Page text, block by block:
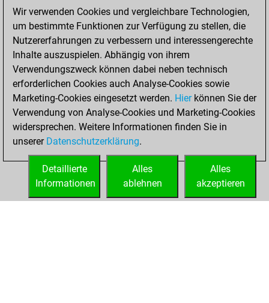
Dienstag, Juni 3,
2025
You created
your Studies account
Studies
Mittwoch,
Mai 28, 2025
You created
your Fritz account
Wir verwenden Cookies und vergleichbare Technologien,
um bestimmte Funktionen zur Verfügung zu stellen, die
Nutzererfahrungen zu verbessern und interessengerechte
Inhalte auszuspielen. Abhängig von ihrem
Verwendungszweck können dabei neben technisch
erforderlichen Cookies auch Analyse-Cookies sowie
Marketing-Cookies eingesetzt werden. Hierkönnen Sie der
Verwendung von Analyse-Cookies und Marketing-Cookies
widersprechen. Weitere Informationen finden Sie in
unserer Datenschutzerklärung.
Alles
akzeptieren
Alles
ablehnen
Detaillierte
Informationen